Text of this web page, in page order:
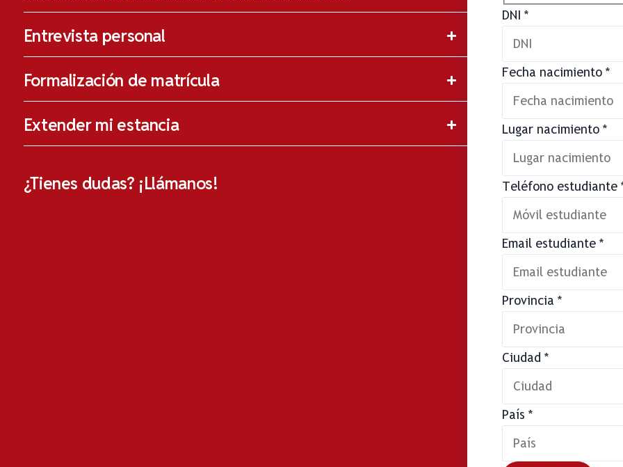
Entrevista personal
Formalización de matrícula
Extender mi estancia
¿Tienes dudas? ¡Llámanos!
DNI *
Fecha nacimiento *
Lugar nacimiento *
Teléfono estudiante
Email estudiante *
Provincia *
Ciudad *
País *